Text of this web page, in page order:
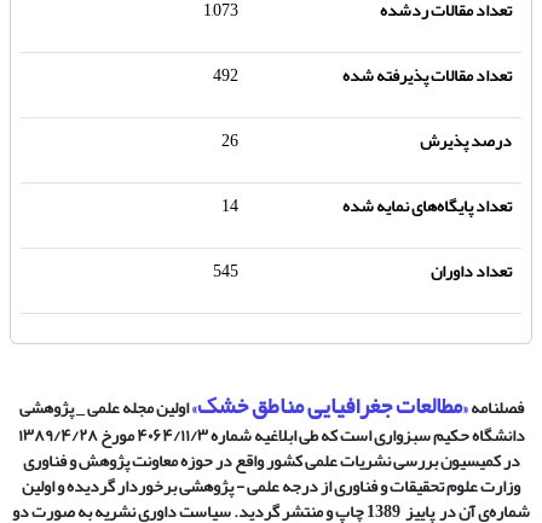
تعداد مقالات ردشده
1,073
تعداد مقالات پذیرفته شده
492
درصد پذیرش
26
تعداد پایگاه‌های نمایه شده
14
تعداد داوران
545
فصلنامه«مطالعات جغرافیایی مناطق خشک»اولینمجله علمی _ پژوهشی
دانشگاه حکیم سبزواری است که طی ابلاغیه شماره ۴۰۶۴/۱۱/۳ مورخ ۱۳۸۹/۴/۲۸
در کمیسیون بررسی نشریات علمی کشور واقع در حوزه معاونت پژوهش و فناوری
وزارت علوم تحقیقات و فناوری از درجه علمی - پژوهشی برخوردار گردیده و اولین
شماره‌ی آن درپاییز 1389 چاپ و منتشر گردید. سیاست داوری نشریه به صورت دو